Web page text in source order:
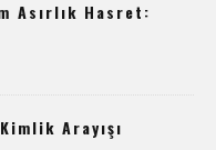
Asırlık Hasret:
Arayışı